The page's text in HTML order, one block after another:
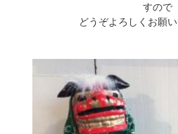
すので
どうぞよろしくお願い